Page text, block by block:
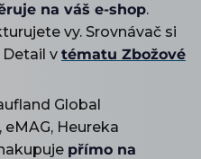
na váš e-shop.
vy. Srovnávač si
v tématu Zbožové
Global
Heureka
přímo na